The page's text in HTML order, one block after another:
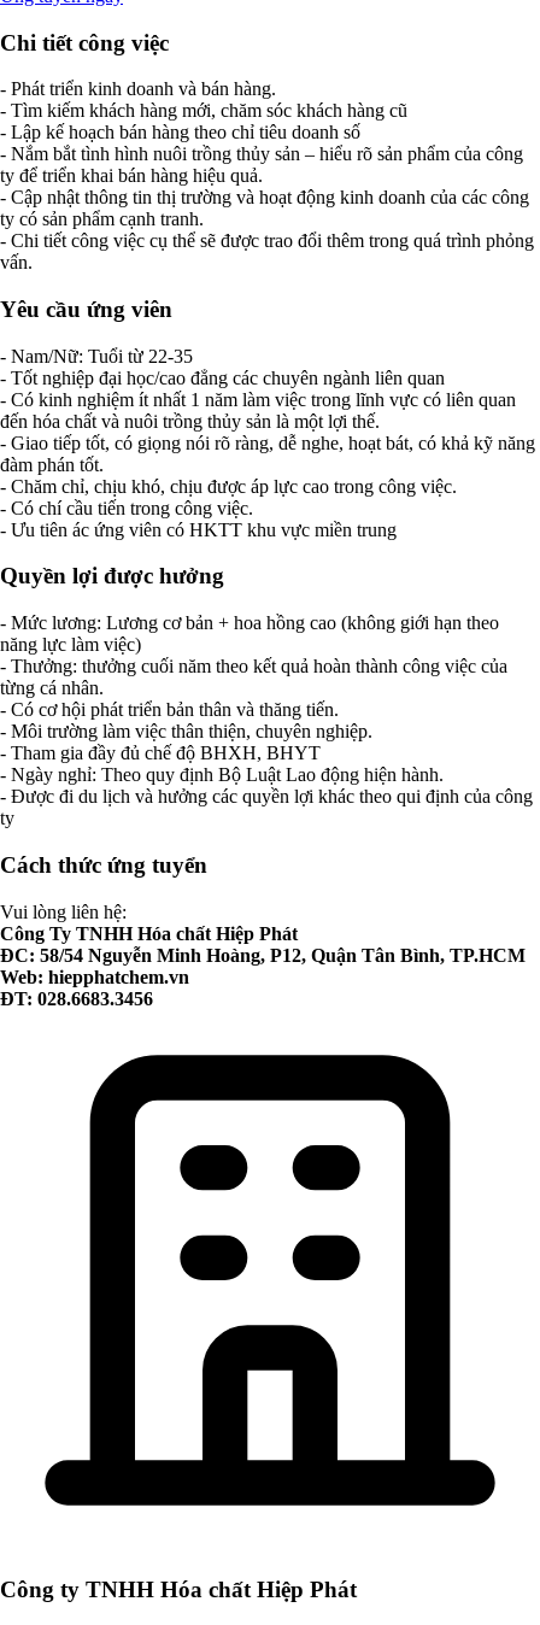
Chi tiết công việc
- Phát triển kinh doanh và bán hàng.
- Tìm kiếm khách hàng mới, chăm sóc khách hàng cũ
- Lập kế hoạch bán hàng theo chỉ tiêu doanh số
- Nắm bắt tình hình nuôi trồng thủy sản – hiểu rõ sản phẩm của công
ty để triển khai bán hàng hiệu quả.
- Cập nhật thông tin thị trường và hoạt động kinh doanh của các công
ty có sản phẩm cạnh tranh.
- Chi tiết công việc cụ thể sẽ được trao đổi thêm trong quá trình phỏng
vấn.
Yêu cầu ứng viên
- Nam/Nữ: Tuổi từ 22-35
- Tốt nghiệp đại học/cao đẳng các chuyên ngành liên quan
- Có kinh nghiệm ít nhất 1 năm làm việc trong lĩnh vực có liên quan
đến hóa chất và nuôi trồng thủy sản là một lợi thế.
- Giao tiếp tốt, có giọng nói rõ ràng, dễ nghe, hoạt bát, có khả kỹ năng
đàm phán tốt.
- Chăm chỉ, chịu khó, chịu được áp lực cao trong công việc.
- Có chí cầu tiến trong công việc.
- Ưu tiên ác ứng viên có HKTT khu vực miền trung
Quyền lợi được hưởng
- Mức lương: Lương cơ bản + hoa hồng cao (không giới hạn theo
năng lực làm việc)
- Thưởng: thưởng cuối năm theo kết quả hoàn thành công việc của
từng cá nhân.
- Có cơ hội phát triển bản thân và thăng tiến.
- Môi trường làm việc thân thiện, chuyên nghiệp.
- Tham gia đầy đủ chế độ BHXH, BHYT
- Ngày nghỉ: Theo quy định Bộ Luật Lao động hiện hành.
- Được đi du lịch và hưởng các quyền lợi khác theo qui định của công
ty
Cách thức ứng tuyển
Vui lòng liên hệ:
Công Ty TNHH Hóa chất Hiệp Phát
ĐC: 58/54 Nguyễn Minh Hoàng, P12, Quận Tân Bình, TP.HCM
Web: hiepphatchem.vn
ĐT: 028.6683.3456
Công ty TNHH Hóa chất Hiệp Phát